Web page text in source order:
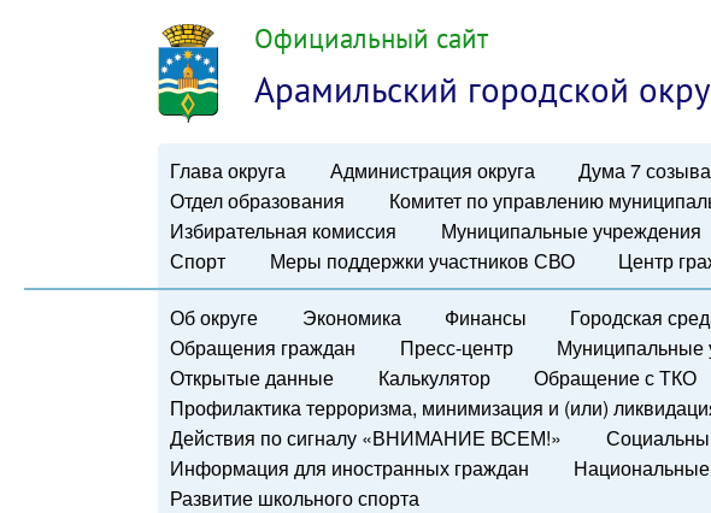
Официальный сайт
Арамильский городской
Глава округа Администрация округа Дума 7 созыва
Отдел образования
Комитет по управлению
Избирательная комиссия
Муниципальные учреждения
Спорт
Меры поддержки участников СВО Центр
Об округе Экономика Финансы Городская
Обращения граждан
Пресс-центр Муниципальные
Открытые данные
Калькулятор
Обращение с ТКО
Профилактика терроризма, минимизация и (или)
Действия по сигналу «ВНИМАНИЕ ВСЕМ!»
Информация для иностранных граждан
Развитие школьного спорта